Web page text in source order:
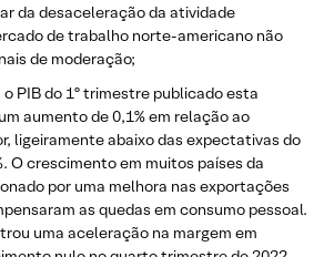
da desaceleração da atividade
de trabalho norte-americano não
de moderação;
o PIB do 1º trimestre publicado esta
aumento de 0,1% em relação ao
ligeiramente abaixo das expectativas do
O crescimento em muitos países da
por uma melhora nas exportações
as quedas em consumo pessoal.
uma aceleração na margem em